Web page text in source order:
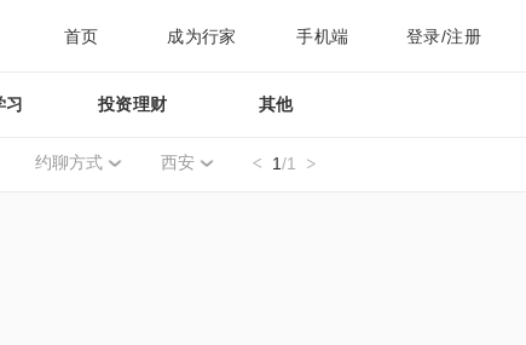
首页 成为行家 手机端 登录/注册
习 投资理财 其他
约聊方式 西安 1/1